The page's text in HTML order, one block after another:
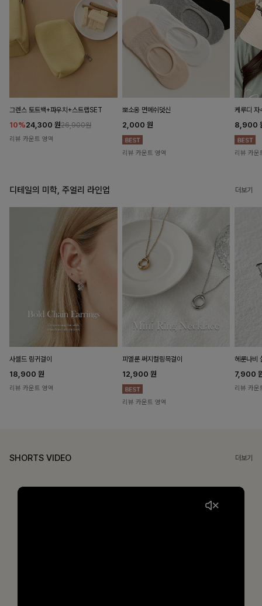
그렌스 토트백+파우치+스트랩SET
10%24,300 원26,900원
리뷰 카운트 영역
뽀소옹 면메쉬덧신
2,000 원
리뷰 카운트 영역
케루디 자
8,900
리뷰 카운
디테일의 미학, 주얼리 라인업 더보기
사셀드 링귀걸이
18,900 원
리뷰 카운트 영역
피엘룬 써지컬링목걸이
12,900 원
리뷰 카운트 영역
헤룬나비
7,900
리뷰 카운
SHORTS VIDEO 더보기